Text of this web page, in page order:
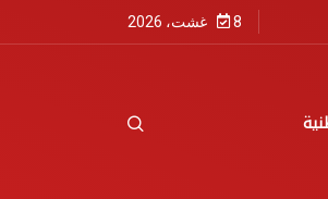
8 غشت، 2026